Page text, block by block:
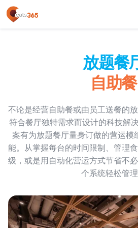
放题餐
自助餐
不论是经营自助餐或由员工送餐的
符合餐厅独特需求而设计的科技解
案有为放题餐厅量身订做的营运模
能。从掌握每台的时间限制、管理
级，或是用自动化营运方式节省不
个系统轻松管理